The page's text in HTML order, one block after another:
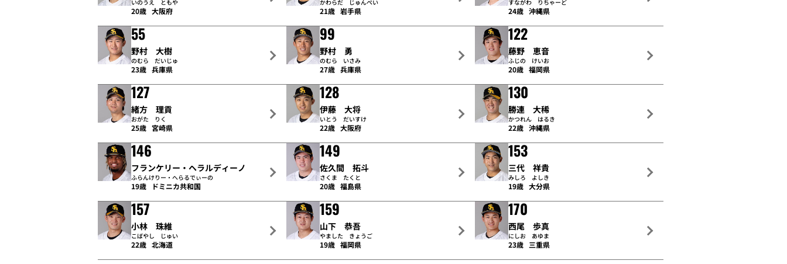
いのうえ ともや
20歳 大阪府
かわらだ じゅんぺい
21歳 岩手県
すながわ りちゃーど
24歳 沖縄県
55
野村 大樹
のむら だいじゅ
23歳 兵庫県
99
野村 勇
のむら いさみ
27歳 兵庫県
122
藤野 恵音
ふじの けいお
20歳 福岡県
127
緒方 理貢
おがた りく
25歳 宮崎県
128
伊藤 大将
いとう だいすけ
22歳 大阪府
130
勝連 大稀
かつれん はるき
22歳 沖縄県
146
フランケリー・ヘラルディーノ
ふらんけりー・へらるでぃーの
19歳 ドミニカ共和国
149
佐久間 拓斗
さくま たくと
20歳 福島県
153
三代 祥貴
みしろ よしき
19歳 大分県
157
小林 珠維
こばやし じゅい
22歳 北海道
159
山下 恭吾
やました きょうご
19歳 福岡県
170
西尾 歩真
にしお あゆま
23歳 三重県